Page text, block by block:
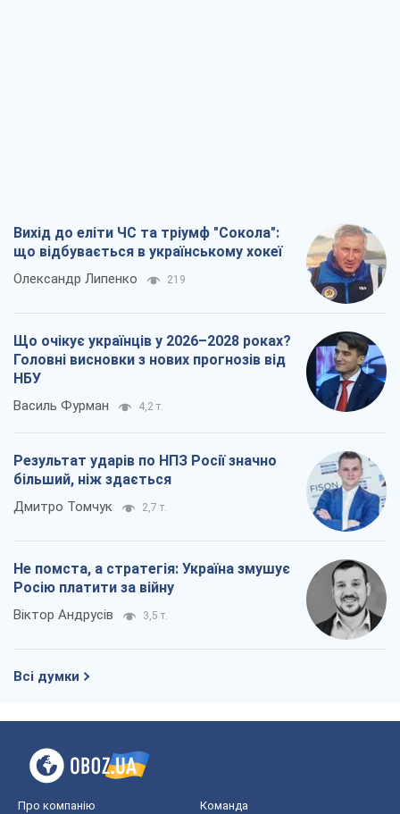
Вихід до еліти ЧС та тріумф "Сокола":
що відбувається в українському хокеї
Олександр Липенко 219
Що очікує українців у 2026–2028 роках?
Головні висновки з нових прогнозів від
НБУ
Василь Фурман 4,2 т.
Результат ударів по НПЗ Росії значно
більший, ніж здається
Дмитро Томчук 2,7 т.
Не помста, а стратегія: Україна змушує
Росію платити за війну
Віктор Андрусів 3,5 т.
Всі думки
Про компанію Команда